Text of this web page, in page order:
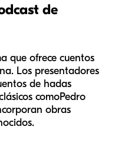
de
que ofrece cuentos
Los presentadores
de hadas
comoPedro
obras